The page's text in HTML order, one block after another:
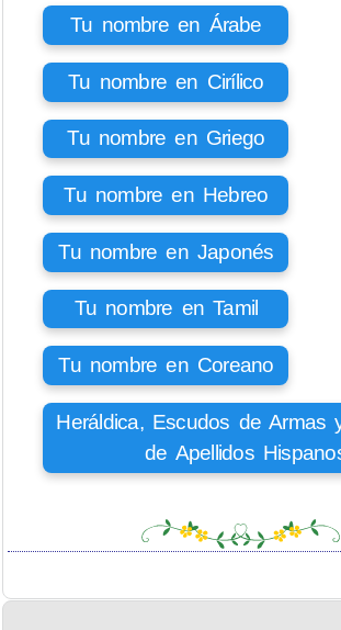
Tu nombre en Árabe
Tu nombre en Cirílico
Tu nombre en Griego
Tu nombre en Hebreo
Tu nombre en Japonés
Tu nombre en Tamil
Tu nombre en Coreano
Heráldica, Escudos de Armas
de Apellidos